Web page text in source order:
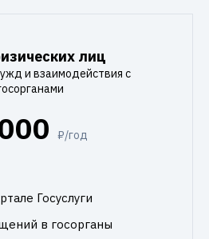
лиц
и взаимодействия с
₽/год
Госуслуги
в госорганы